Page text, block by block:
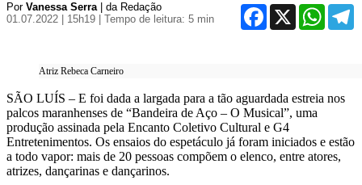
Por Vanessa Serra| da Redação
01.07.2022 | 15h19
| Tempo de leitura: 5 min
Facebook
X
Atriz Rebeca Carneiro
SÃO LUÍS – E foi dada a largada para a tão aguardada estreia nos
palcos maranhenses de “Bandeira de Aço – O Musical”, uma
produção assinada pela Encanto Coletivo Cultural e G4
Entretenimentos. Os ensaios do espetáculo já foram iniciados e estão
a todo vapor: mais de 20 pessoas compõem o elenco, entre atores,
atrizes, dançarinas e dançarinos.